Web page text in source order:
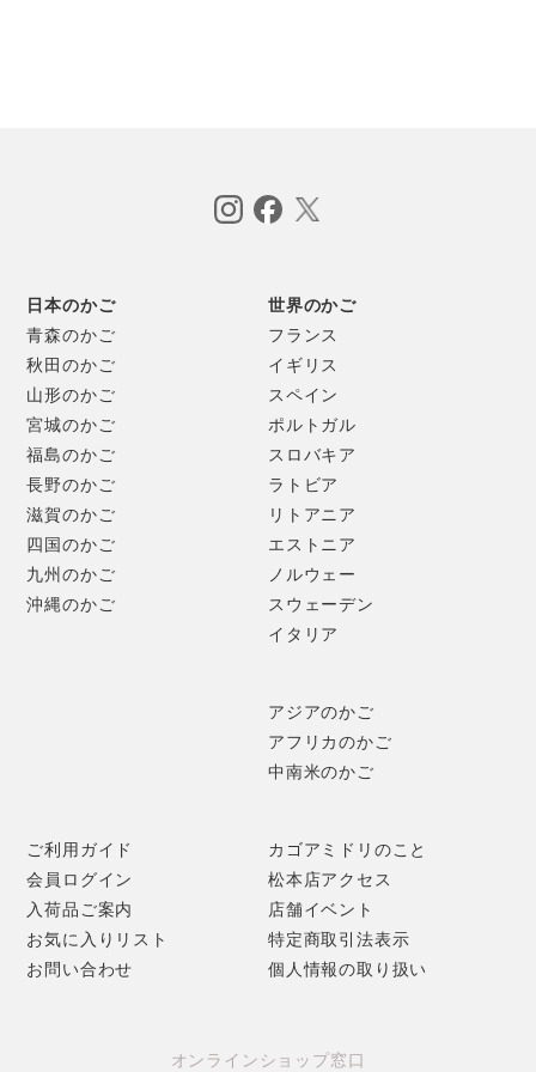
日本のかご
青森のかご
秋田のかご
山形のかご
宮城のかご
福島のかご
長野のかご
滋賀のかご
四国のかご
九州のかご
沖縄のかご
世界のかご
フランス
イギリス
スペイン
ポルトガル
スロバキア
ラトビア
リトアニア
エストニア
ノルウェー
スウェーデン
イタリア
アジアのかご
アフリカのかご
中南米のかご
ご利用ガイド
会員ログイン
入荷品ご案内
お気に入りリスト
お問い合わせ
カゴアミドリのこと
松本店アクセス
店舗イベント
特定商取引法表示
個人情報の取り扱い
オンラインショップ窓口